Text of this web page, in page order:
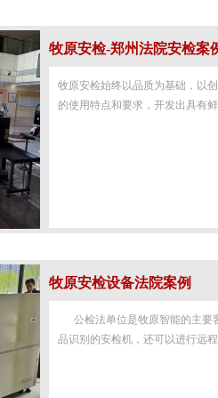
牧原安检-郑州法院安检案
牧原安检始终以品质为基础，以
的使用特点和要求，开发出具有
牧原安检设备法院案例
公检法单位是牧原智能的主要
品识别的安检机，还可以